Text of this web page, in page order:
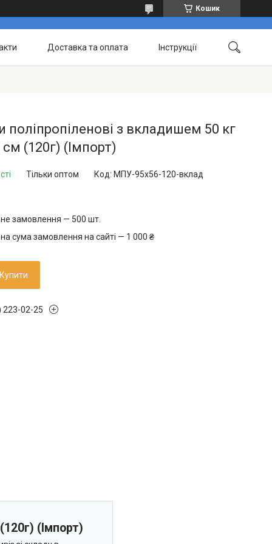
Кошик
Доставка та оплата Інструкції
поліпропіленові з вкладишем 50 кг
см (120г) (Імпорт)
Тільки оптом Код: МПУ-95х56-120-вклад
замовлення — 500 шт.
сума замовлення на сайті — 1 000 ₴
Купити
223-02-25
(Імпорт)